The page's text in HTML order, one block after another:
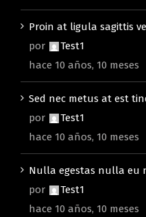
Proin at ligula sagittis
por
Test1
hace 10 años, 10 meses
Sed nec metus at est
por
Test1
hace 10 años, 10 meses
Nulla egestas nulla eu
por
Test1
hace 10 años, 10 meses